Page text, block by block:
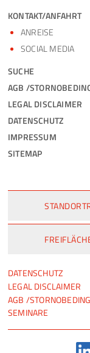
KONTAKT/ANFAHRT
ANREISE
SOCIAL MEDIA
SUCHE
AGB /
LEGAL DISCLAIMER
DATENSCHUTZ
IMPRESSUM
SITEMAP
NAVIGATION
ÜBERSPRINGEN
DATENSCHUTZ
LEGAL DISCLAIMER
AGB /
SEMINARE